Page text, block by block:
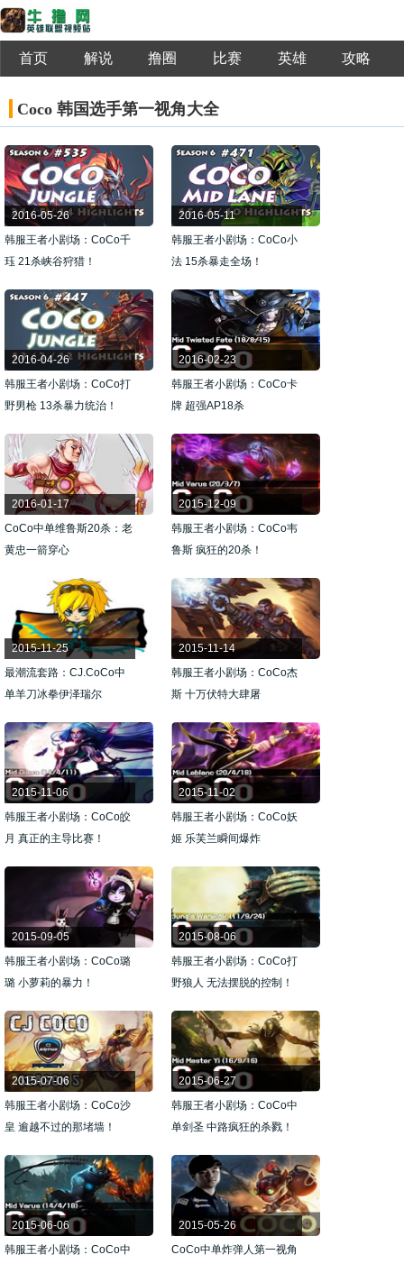
首页 解说 撸圈 比赛 英雄 攻略
Coco 韩国选手第一视角大全
2016-05-26
韩服王者小剧场：CoCo千
珏 21杀峡谷狩猎！
2016-05-11
韩服王者小剧场：CoCo小
法 15杀暴走全场！
2016-04-26
韩服王者小剧场：CoCo打
野男枪 13杀暴力统治！
2016-02-23
韩服王者小剧场：CoCo卡
牌 超强AP18杀
2016-01-17
CoCo中单维鲁斯20杀：老
黄忠一箭穿心
2015-12-09
韩服王者小剧场：CoCo韦
鲁斯 疯狂的20杀！
2015-11-25
最潮流套路：CJ.CoCo中
单羊刀冰拳伊泽瑞尔
2015-11-14
韩服王者小剧场：CoCo杰
斯 十万伏特大肆屠
2015-11-06
韩服王者小剧场：CoCo皎
月 真正的主导比赛！
2015-11-02
韩服王者小剧场：CoCo妖
姬 乐芙兰瞬间爆炸
2015-09-05
韩服王者小剧场：CoCo璐
璐 小萝莉的暴力！
2015-08-06
韩服王者小剧场：CoCo打
野狼人 无法摆脱的控制！
2015-07-06
韩服王者小剧场：CoCo沙
皇 逾越不过的那堵墙！
2015-06-27
韩服王者小剧场：CoCo中
单剑圣 中路疯狂的杀戮！
2015-06-06
韩服王者小剧场：CoCo中
2015-05-26
CoCo中单炸弹人第一视角